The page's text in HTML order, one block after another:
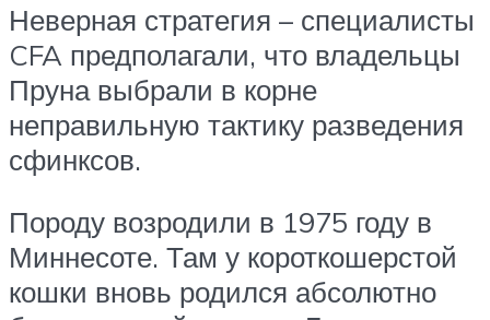
Неверная стратегия – специалисты
CFA предполагали, что владельцы
Пруна выбрали в корне
неправильную тактику разведения
сфинксов.
Породу возродили в 1975 году в
Миннесоте. Там у короткошерстой
кошки вновь родился абсолютно